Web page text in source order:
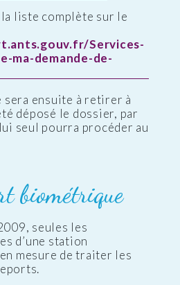
liste complète sur le
Services-
ma-demande-de-
sera ensuite à retirer à
déposé le dossier, par
seul pourra procéder au
biométrique
seules les
d’une station
mesure de traiter les